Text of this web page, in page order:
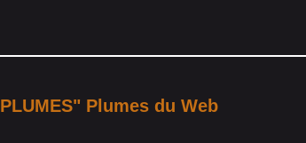
Plumes du Web